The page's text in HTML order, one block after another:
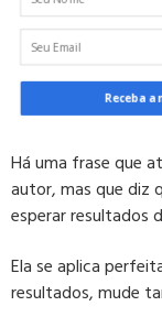
Essa é uma
um empréstimo
negócio pode
dentro de algum
Há uma frase que
autor, mas que diz
esperar resultados
Ela se aplica
resultados, mude
Receba a